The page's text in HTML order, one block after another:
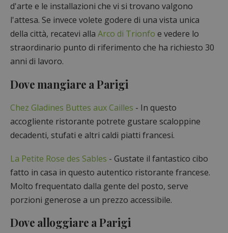
d'arte e le installazioni che vi si trovano valgono
l'attesa. Se invece volete godere di una vista unica
della città, recatevi alla Arco di Trionfo e vedere lo
straordinario punto di riferimento che ha richiesto 30
anni di lavoro.
Dove mangiare a Parigi
Chez Gladines Buttes aux Cailles - In questo
accogliente ristorante potrete gustare scaloppine
decadenti, stufati e altri caldi piatti francesi.
La Petite Rose des Sables - Gustate il fantastico cibo
fatto in casa in questo autentico ristorante francese.
Molto frequentato dalla gente del posto, serve
porzioni generose a un prezzo accessibile.
Dove alloggiare a Parigi